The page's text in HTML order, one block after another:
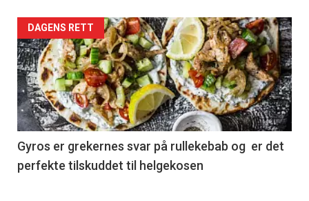
Forsiden
akkurat
nå
-
2
DAGENS RETT
Gyros er grekernes svar på rullekebab og er det
perfekte tilskuddet til helgekosen